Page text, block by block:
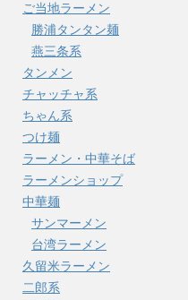
ご当地ラーメン
勝浦タンタン麺
燕三条系
タンメン
チャッチャ系
ちゃん系
つけ麺
ラーメン・中華そば
ラーメンショップ
中華麺
サンマーメン
台湾ラーメン
久留米ラーメン
二郎系